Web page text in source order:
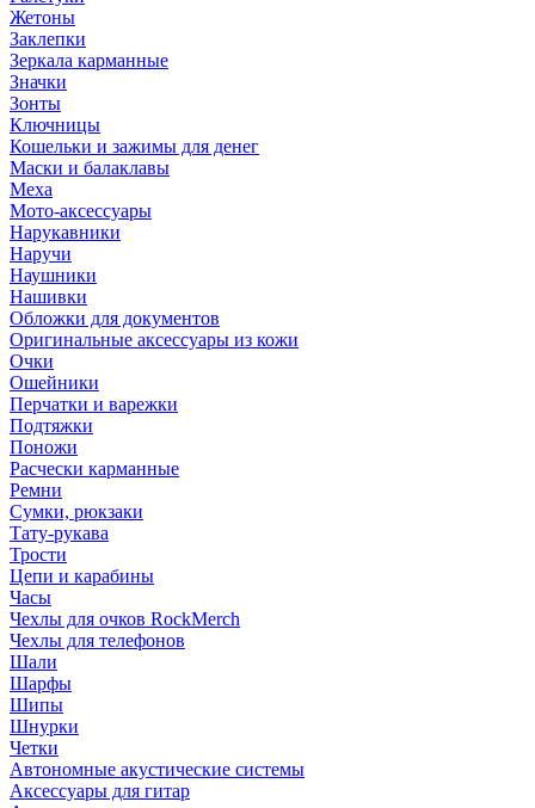
Жетоны
Заклепки
Зеркала карманные
Значки
Зонты
Ключницы
Кошельки и зажимы для денег
Маски и балаклавы
Меха
Мото-аксессуары
Нарукавники
Наручи
Наушники
Нашивки
Обложки для документов
Оригинальные аксессуары из кожи
Очки
Ошейники
Перчатки и варежки
Подтяжки
Поножи
Расчески карманные
Ремни
Сумки, рюкзаки
Тату-рукава
Трости
Цепи и карабины
Часы
Чехлы для очков RockMerch
Чехлы для телефонов
Шали
Шарфы
Шипы
Шнурки
Четки
Автономные акустические системы
Аксессуары для гитар